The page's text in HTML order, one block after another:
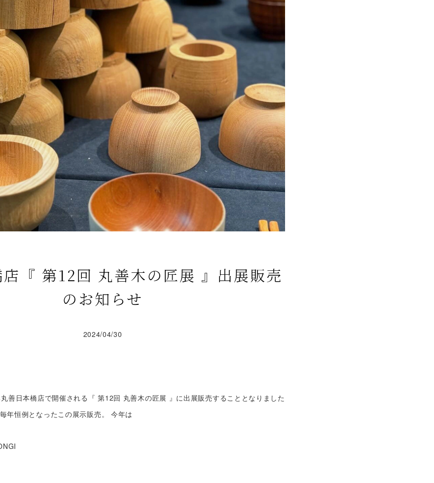
『 第12回 丸善木の匠展 』出展販売
のお知らせ
2024/04/30
善日本橋店で開催される『 第12回 丸善木の匠展 』に出展販売することとなりました
年恒例となったこの展示販売。
今年は